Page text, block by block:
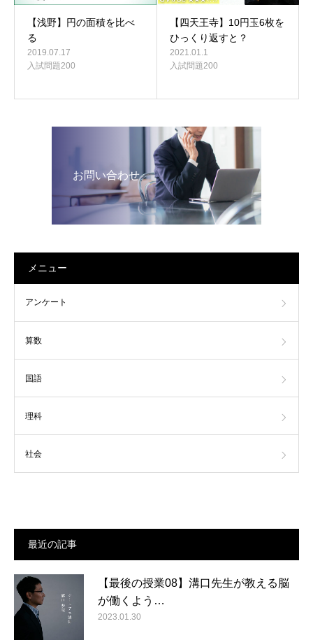
【浅野】円の面積を比べ
る
2019.07.17
入試問題200
【四天王寺】10円玉6枚を
ひっくり返すと？
2021.01.1
入試問題200
お問い合わせ
メニュー
アンケート
算数
国語
理科
社会
最近の記事
【最後の授業08】溝口先生が教える脳
が働くよう…
2023.01.30